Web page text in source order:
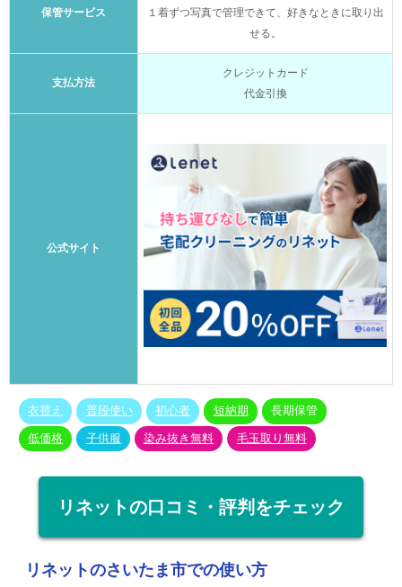
保管サービス
１着ずつ写真で管理できて、好きなときに取り出
せる。
支払方法
クレジットカード
代金引換
公式サイト
衣替え 普段使い 初心者 短納期 長期保管
低価格 子供服 染み抜き無料 毛玉取り無料
リネットの口コミ・評判をチェック
リネットのさいたま市での使い方